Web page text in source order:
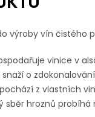
výroby vín čistého
vinice v
o
z vlastních
sběr hroznů probíhá